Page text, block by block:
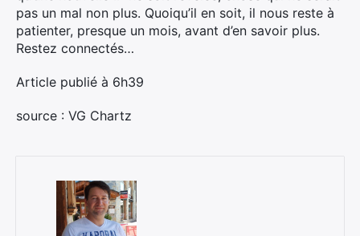
pas un mal non plus. Quoiqu’il en soit, il nous reste à
patienter, presque un mois, avant d’en savoir plus.
Restez connectés…
Article publié à 6h39
source : VG Chartz
Rechercher